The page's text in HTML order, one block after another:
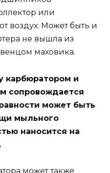
или
воздух. Может быть и
не вышла из
маховика.
карбюратором и
сопровождается
может быть
мыльного
наносится на
может также